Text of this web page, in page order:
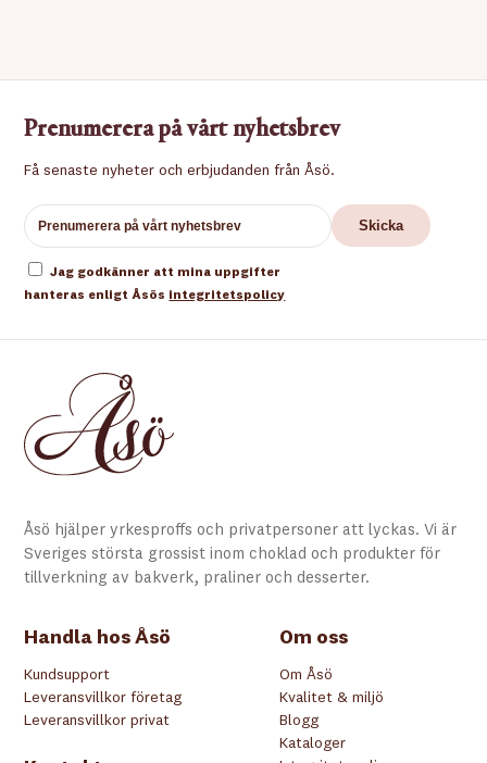
Prenumerera på vårt nyhetsbrev
Få senaste nyheter och erbjudanden från Åsö.
Jag godkänner att mina uppgifter
hanteras enligt Åsös integritetspolicy
Åsö hjälper yrkesproffs och privatpersoner att lyckas. Vi är
Sveriges största grossist inom choklad och produkter för
tillverkning av bakverk, praliner och desserter.
Om oss
Om Åsö
Kvalitet & miljö
Blogg
Kataloger
Handla hos Åsö
Kundsupport
Leveransvillkor företag
Leveransvillkor privat